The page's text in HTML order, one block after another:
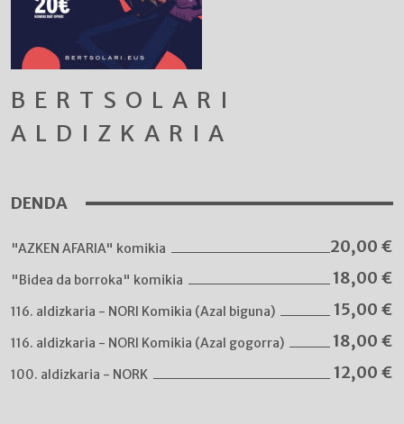
BERTSOLARI
ALDIZKARIA
DENDA
"AZKEN AFARIA" komikia 20,00 €
"Bidea da borroka" komikia 18,00 €
116. aldizkaria - NORI Komikia (Azal biguna) 15,00 €
116. aldizkaria - NORI Komikia (Azal gogorra) 18,00 €
100. aldizkaria - NORK 12,00 €